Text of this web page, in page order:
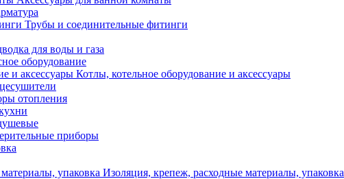
Трубы и соединительные фитинги
для воды и газа
оборудование
Котлы, котельное оборудование и аксессуары
отопления
приборы
Изоляция, крепеж, расходные материалы, упаковка